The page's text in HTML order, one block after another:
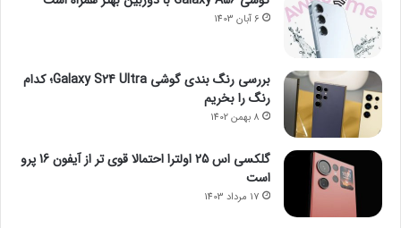
6 آبان 1403
بررسی رنگ بندی گوشی Galaxy S24 Ultra؛ کدام
رنگ را بخریم
8 بهمن 1402
گلکسی اس 25 اولترا احتمالا قوی تر از آیفون 16 پرو
است
17 مرداد 1403